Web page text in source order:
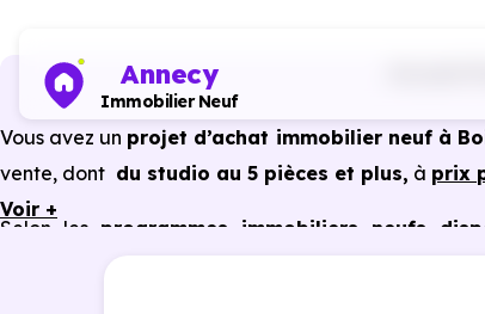
Annecy
Immobilier Neuf
Vous avez un projet d’achat immobilier neuf à
vente, dont du studio au 5 pièces et plus, à prix
Selon les programmes immobiliers neufs
Voir +